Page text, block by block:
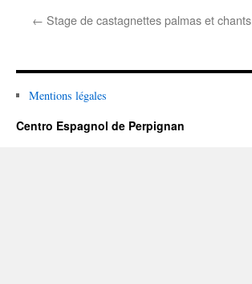
← Stage de castagnettes palmas et chants
Mentions légales
Centro Espagnol de Perpignan